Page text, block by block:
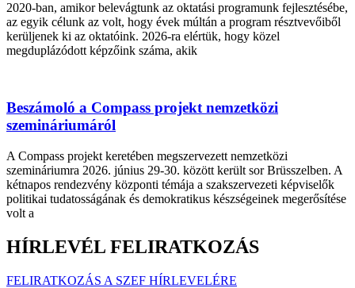
2020-ban, amikor belevágtunk az oktatási programunk fejlesztésébe,
az egyik célunk az volt, hogy évek múltán a program résztvevőiből
kerüljenek ki az oktatóink. 2026-ra elértük, hogy közel
megduplázódott képzőink száma, akik
Beszámoló a Compass projekt nemzetközi
szemináriumáról
A Compass projekt keretében megszervezett nemzetközi
szemináriumra 2026. június 29-30. között került sor Brüsszelben. A
kétnapos rendezvény központi témája a szakszervezeti képviselők
politikai tudatosságának és demokratikus készségeinek megerősítése
volt a
HÍRLEVÉL FELIRATKOZÁS
FELIRATKOZÁS A SZEF HÍRLEVELÉRE